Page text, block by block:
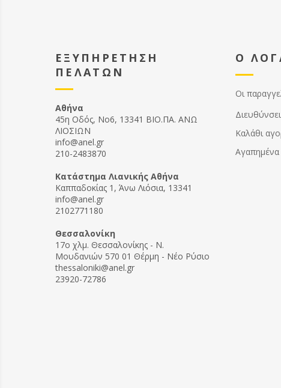
ΕΞΥΠΗΡΕΤΗΣΗ
ΠΕΛΑΤΩΝ
Αθήνα
45η Οδός, Νο6, 13341 ΒΙΟ.ΠΑ. ΑΝΩ
ΛΙΟΣΙΩΝ
info@anel.gr
210-2483870
Kατάστημα Λιανικής Αθήνα
Καππαδοκίας 1, Άνω Λιόσια, 13341
info@anel.gr
2102771180
Θεσσαλονίκη
17ο χλμ. Θεσσαλονίκης - Ν.
Μουδανιών 570 01 Θέρμη - Νέο Ρύσιο
thessaloniki@anel.gr
23920-72786
Ο
Οι
Καλάθι
Αγαπημένα